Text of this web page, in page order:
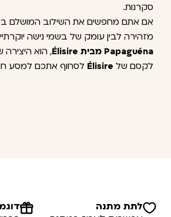
סקרנות.
אם אתם מחפשים את השילוב המושלם
מזהירה לבין עומק של בשמי נישה
Papaguéna מבית Élisire
, הוא היצירה
לקסם של Élisire לסחוף אתכם למסע
לתת מתנה